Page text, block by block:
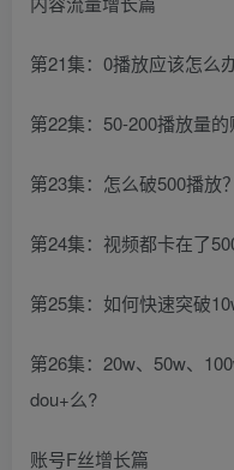
第21集：0播放应该怎么
第22集：50-200播放量的
第23集：怎么破500播放？
第24集：视频都卡在了
第25集：如何快速突破
第26集：20w、50w、
dou+么?
账号F丝增长篇